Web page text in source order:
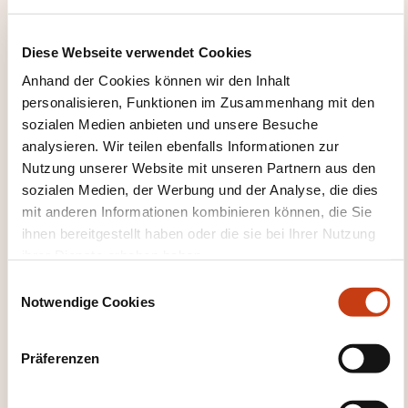
Diese Webseite verwendet Cookies
Anhand der Cookies können wir den Inhalt
personalisieren, Funktionen im Zusammenhang mit den
sozialen Medien anbieten und unsere Besuche
analysieren. Wir teilen ebenfalls Informationen zur
Nutzung unserer Website mit unseren Partnern aus den
sozialen Medien, der Werbung und der Analyse, die dies
mit anderen Informationen kombinieren können, die Sie
ihnen bereitgestellt haben oder die sie bei Ihrer Nutzung
Notwendige Cookies
Präferenzen
PÄDAGOGISCHE METHODEN
Présentation et explications des sujets
Exercices individuels et en groupes
Discussions, échanges et partages
d'expériences
Mises en situations
Jeux de rôles (peuvent être filmés et analysés
sur demande)
Débriefings en groupes et personnalisés
Recommandations et conseils personnalisés
Accompagnements spécifiques sur demande